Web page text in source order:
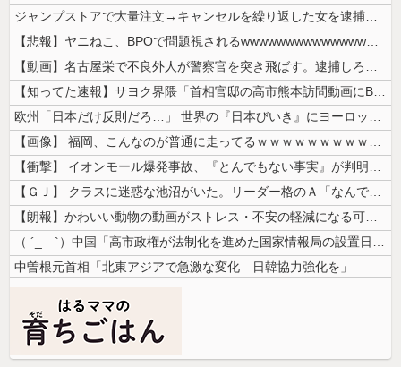
ジャンプストアで大量注文→キャンセルを繰り返した女を逮捕 「注文で欲求...
【悲報】ヤニねこ、BPOで問題視されるwwwwwwwwwwwwwwww...
【動画】名古屋栄で不良外人が警察官を突き飛ばす。逮捕しろやｗｗｗ
【知ってた速報】サヨク界隈「首相官邸の高市熊本訪問動画にBGMが付いて...
欧州「日本だけ反則だろ…」 世界の『日本びいき』にヨーロッパ全土から不...
【画像】 福岡、こんなのが普通に走ってるｗｗｗｗｗｗｗｗｗｗｗｗｗｗｗ...
【衝撃】 イオンモール爆発事故、『とんでもない事実』が判明してしまう・...
【ＧＪ】 クラスに迷惑な池沼がいた。リーダー格のＡ「なんで支援学級に入...
【朗報】かわいい動物の動画がストレス・不安の軽減になる可能性。英大学の...
（ ´_ゝ`）中国「高市政権が法制化を進めた国家情報局の設置日が7月3...
中曽根元首相「北東アジアで急激な変化 日韓協力強化を」